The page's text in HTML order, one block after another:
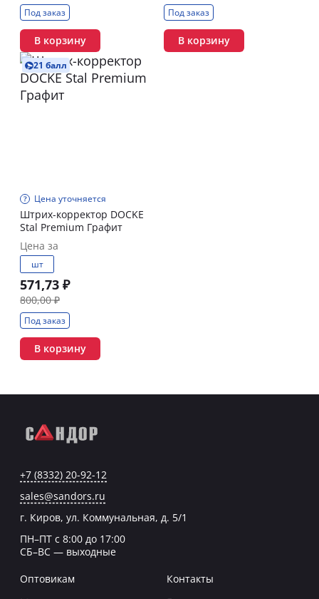
Под заказ
В корзину
Под заказ
В корзину
21 балл
Цена уточняется
Штрих-корректор DOCKE
Stal Premium Графит
Цена за
шт
571,73 ₽
800,00 ₽
Под заказ
В корзину
+7 (8332) 20-92-12
sales@sandors.ru
г. Киров, ул. Коммунальная, д. 5/1
ПН–ПТ с 8:00 до 17:00
СБ–ВС — выходные
Оптовикам
Контакты